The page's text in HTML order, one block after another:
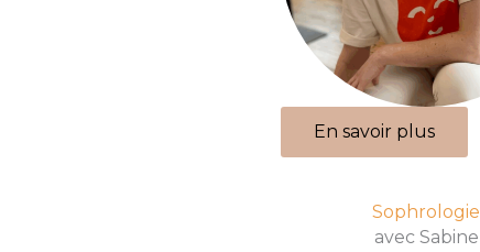
En savoir plus
Sophrologie
avec Sabine